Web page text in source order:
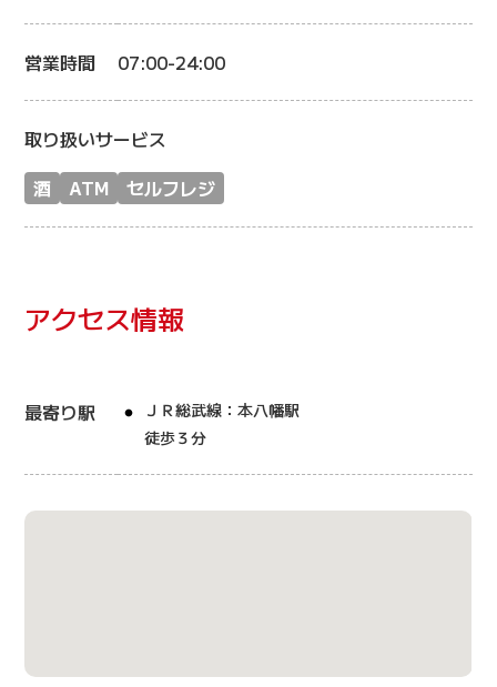
営業時間 07:00-24:00
取り扱いサービス
酒
ATM セルフレジ
アクセス情報
最寄り駅
ＪＲ総武線：本八幡駅
徒歩３分